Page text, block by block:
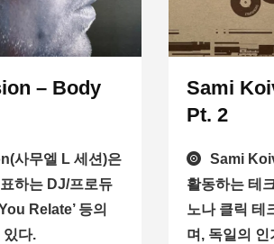
– Body
사무엘 L 세션)은
하는 DJ/프로듀
Relate’ 등의
있다.
Sami
Pt. 2
Sami
활동하는 테
노나 클릭 테
며, 독일의